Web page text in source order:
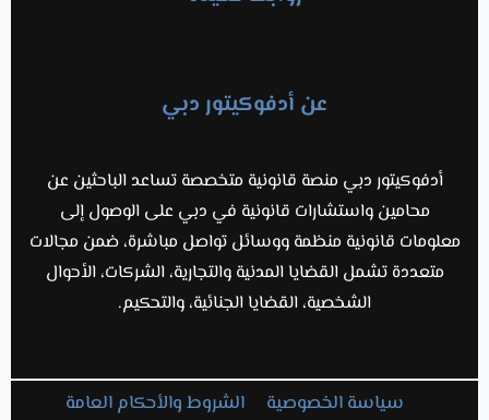
عن أدفوكيتور دبي
أدفوكيتور دبي منصة قانونية متخصصة تساعد الباحثين عن
محامين واستشارات قانونية في دبي على الوصول إلى
معلومات قانونية منظمة ووسائل تواصل مباشرة، ضمن مجالات
متعددة تشمل القضايا المدنية والتجارية، الشركات، الأحوال
الشخصية، القضايا الجنائية، والتحكيم.
سياسة الخصوصية
الشروط والأحكام العامة